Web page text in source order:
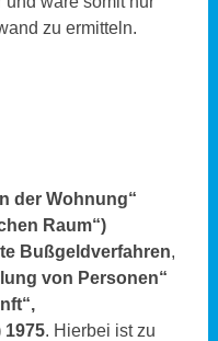
zu ermitteln.
der Wohnung“
Raum“)
Bußgeldverfahren,
von Personen“
. Hierbei ist zu